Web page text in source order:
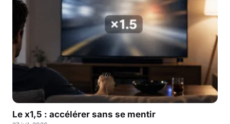
Le x1,5 : accélérer sans se mentir